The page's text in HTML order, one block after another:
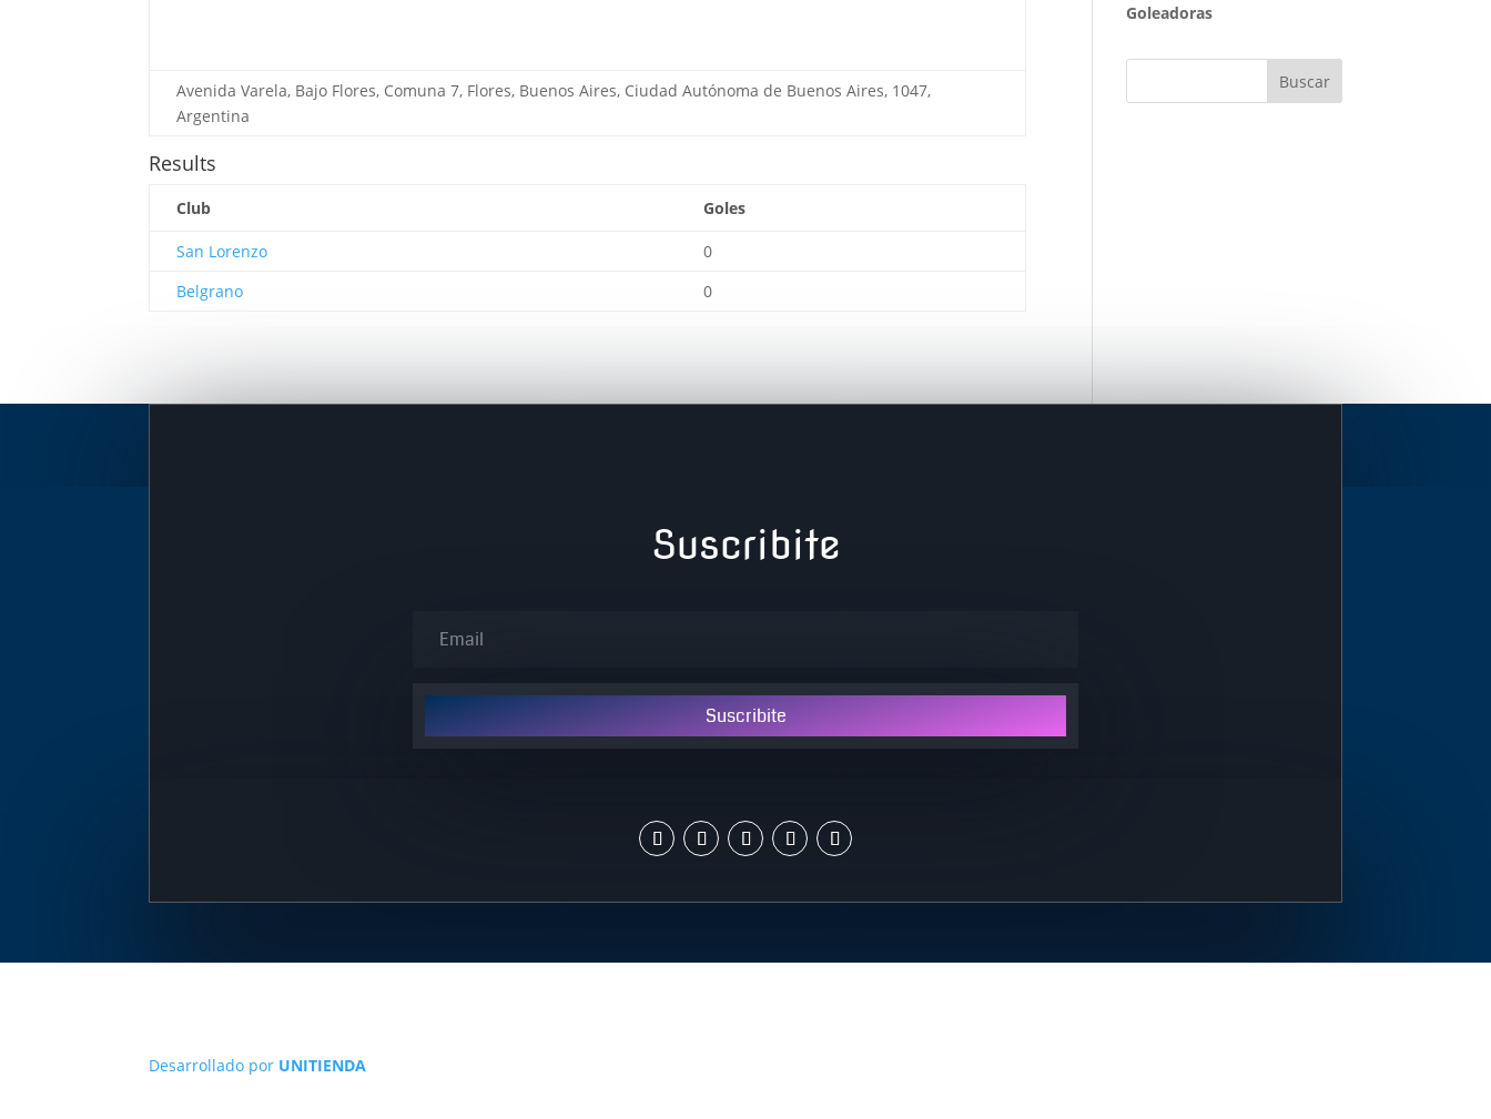
Avenida Varela, Bajo Flores, Comuna 7, Flores, Buenos Aires, Ciudad Autónoma de Buenos Aires, 1047,
Argentina
Results
Club Goles
San Lorenzo
0
Belgrano
0
Goleadoras
Suscribite
Suscribite
Desarrollado por UNITIENDA